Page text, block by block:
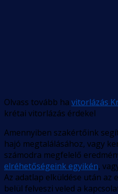
Olvass tovább ha vitorlázás
krétai vitorlázás érdekel
Amennyiben szakértőink
hajó megtalálásához, vagy
számodra megfelelő
elréhetőségeink egyikén,
Az adatlap elküldése után az
belül felveszi veled a